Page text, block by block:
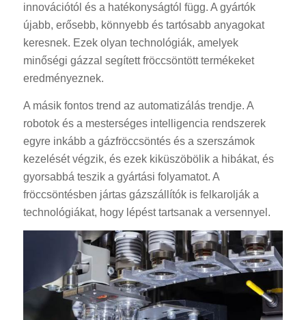
innovációtól és a hatékonyságtól függ. A gyártók
újabb, erősebb, könnyebb és tartósabb anyagokat
keresnek. Ezek olyan technológiák, amelyek
minőségi gázzal segített fröccsöntött termékeket
eredményeznek.
A másik fontos trend az automatizálás trendje. A
robotok és a mesterséges intelligencia rendszerek
egyre inkább a gázfröccsöntés és a szerszámok
kezelését végzik, és ezek kiküszöbölik a hibákat, és
gyorsabbá teszik a gyártási folyamatot. A
fröccsöntésben jártas gázszállítók is felkarolják a
technológiákat, hogy lépést tartsanak a versennyel.